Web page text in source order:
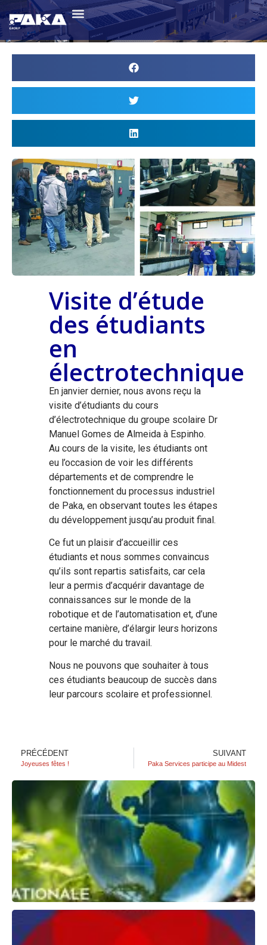
Visite d’étude
des étudiants
en
électrotechnique
En janvier dernier, nous avons reçu la
visite d’étudiants du cours
d’électrotechnique du groupe scolaire Dr
Manuel Gomes de Almeida à Espinho.
Au cours de la visite, les étudiants ont
eu l’occasion de voir les différents
départements et de comprendre le
fonctionnement du processus industriel
de Paka, en observant toutes les étapes
du développement jusqu’au produit final.
Ce fut un plaisir d’accueillir ces
étudiants et nous sommes convaincus
qu’ils sont repartis satisfaits, car cela
leur a permis d’acquérir davantage de
connaissances sur le monde de la
robotique et de l’automatisation et, d’une
certaine manière, d’élargir leurs horizons
pour le marché du travail.
Nous ne pouvons que souhaiter à tous
ces étudiants beaucoup de succès dans
leur parcours scolaire et professionnel.
PRÉCÉDENT
Joyeuses fêtes !
SUIVANT
Paka Services participe au Midest